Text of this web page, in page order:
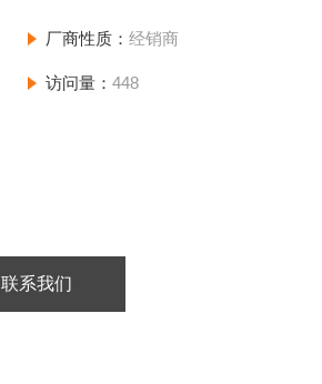
厂商性质： 经销商
访问量： 448
联系我们